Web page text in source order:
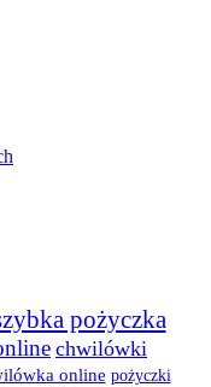
pożyczka
chwilówki
online pożyczki